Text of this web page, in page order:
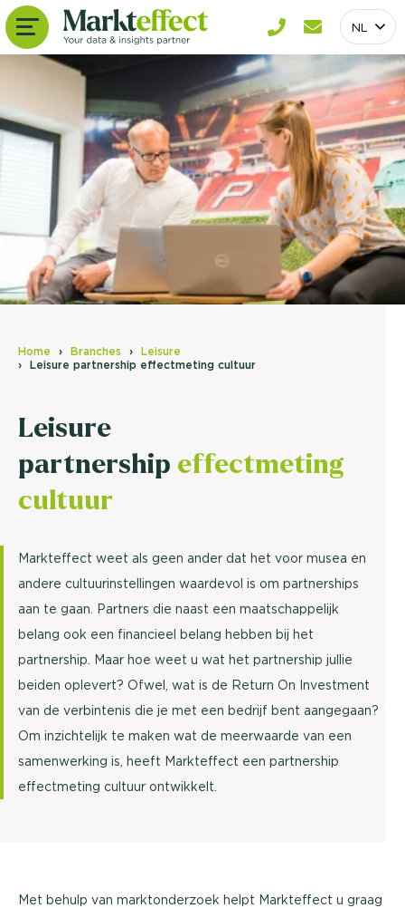
NL
Home Branches
Leisure
Leisure partnership effectmeting cultuur
Leisure
partnership effectmeting
cultuur
Markteffect weet als geen ander dat het voor musea en
andere cultuurinstellingen waardevol is om partnerships
aan te gaan. Partners die naast een maatschappelijk
belang ook een financieel belang hebben bij het
partnership. Maar hoe weet u wat het partnership jullie
beiden oplevert? Ofwel, wat is de Return On Investment
van de verbintenis die je met een bedrijf bent aangegaan?
Om inzichtelijk te maken wat de meerwaarde van een
samenwerking is, heeft Markteffect een partnership
effectmeting cultuur ontwikkelt.
Met behulp van marktonderzoek helpt Markteffect u graag